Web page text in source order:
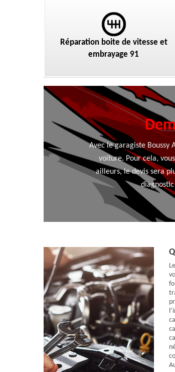
Réparation boite de vitesse et
embrayage 91
Avec le garagiste Boussy
voiture. Pour cela,
ailleurs, le devis sera